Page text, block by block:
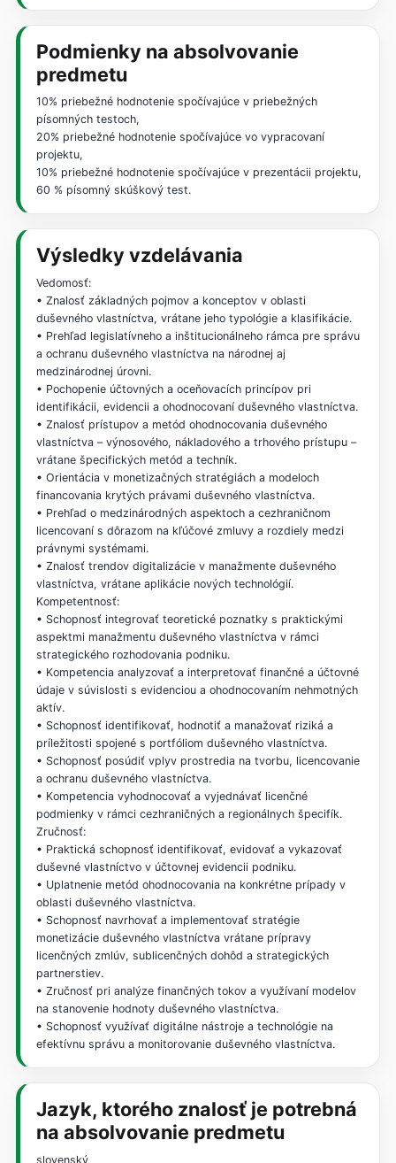
Podmienky na absolvovanie
predmetu
10% priebežné hodnotenie spočívajúce v priebežných
písomných testoch,
20% priebežné hodnotenie spočívajúce vo vypracovaní
projektu,
10% priebežné hodnotenie spočívajúce v prezentácii projektu,
60 % písomný skúškový test.
Výsledky vzdelávania
Vedomosť:
• Znalosť základných pojmov a konceptov v oblasti
duševného vlastníctva, vrátane jeho typológie a klasifikácie.
• Prehľad legislatívneho a inštitucionálneho rámca pre správu
a ochranu duševného vlastníctva na národnej aj
medzinárodnej úrovni.
• Pochopenie účtovných a oceňovacích princípov pri
identifikácii, evidencii a ohodnocovaní duševného vlastníctva.
• Znalosť prístupov a metód ohodnocovania duševného
vlastníctva – výnosového, nákladového a trhového prístupu –
vrátane špecifických metód a techník.
• Orientácia v monetizačných stratégiách a modeloch
financovania krytých právami duševného vlastníctva.
• Prehľad o medzinárodných aspektoch a cezhraničnom
licencovaní s dôrazom na kľúčové zmluvy a rozdiely medzi
právnymi systémami.
• Znalosť trendov digitalizácie v manažmente duševného
vlastníctva, vrátane aplikácie nových technológií.
Kompetentnosť:
• Schopnosť integrovať teoretické poznatky s praktickými
aspektmi manažmentu duševného vlastníctva v rámci
strategického rozhodovania podniku.
• Kompetencia analyzovať a interpretovať finančné a účtovné
údaje v súvislosti s evidenciou a ohodnocovaním nehmotných
aktív.
• Schopnosť identifikovať, hodnotiť a manažovať riziká a
príležitosti spojené s portfóliom duševného vlastníctva.
• Schopnosť posúdiť vplyv prostredia na tvorbu, licencovanie
a ochranu duševného vlastníctva.
• Kompetencia vyhodnocovať a vyjednávať licenčné
podmienky v rámci cezhraničných a regionálnych špecifík.
Zručnosť:
• Praktická schopnosť identifikovať, evidovať a vykazovať
duševné vlastníctvo v účtovnej evidencii podniku.
• Uplatnenie metód ohodnocovania na konkrétne prípady v
oblasti duševného vlastníctva.
• Schopnosť navrhovať a implementovať stratégie
monetizácie duševného vlastníctva vrátane prípravy
licenčných zmlúv, sublicenčných dohôd a strategických
partnerstiev.
• Zručnosť pri analýze finančných tokov a využívaní modelov
na stanovenie hodnoty duševného vlastníctva.
• Schopnosť využívať digitálne nástroje a technológie na
efektívnu správu a monitorovanie duševného vlastníctva.
Jazyk, ktorého znalosť je potrebná
na absolvovanie predmetu
slovenský